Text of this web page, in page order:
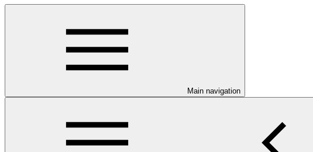
Main navigation